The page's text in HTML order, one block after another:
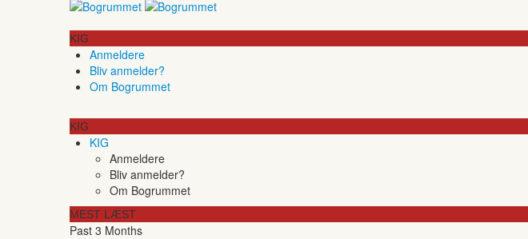
KIG
Anmeldere
Bliv anmelder?
Om Bogrummet
KIG
KIG
Anmeldere
Bliv anmelder?
Om Bogrummet
MEST LÆST
Past 3 Months